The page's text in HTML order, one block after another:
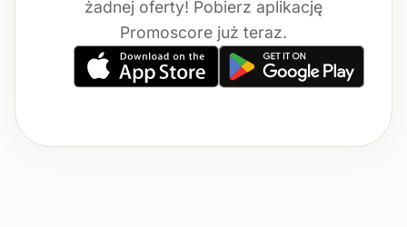
żadnej oferty! Pobierz aplikację
Promoscore już teraz.